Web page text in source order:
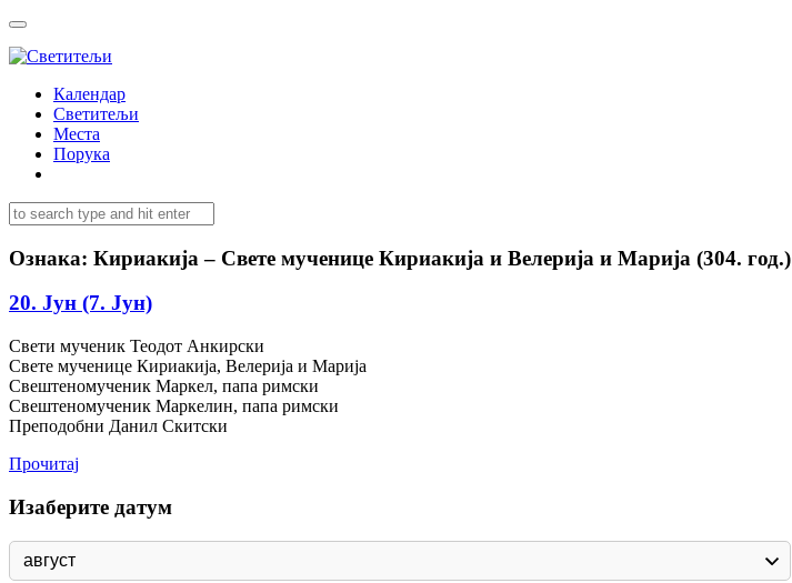
Календар
Светитељи
Места
Порука
Ознака: Кириакија – Свете мученице Кириакија и Велерија и Марија (304. год.)
20. Јун (7. Јун)
Свети мученик Теодот Анкирски
Свете мученице Кириакија, Велерија и Марија
Свештеномученик Маркел, папа римски
Свештеномученик Маркелин, папа римски
Преподобни Данил Скитски
Прочитај
Изаберите датум